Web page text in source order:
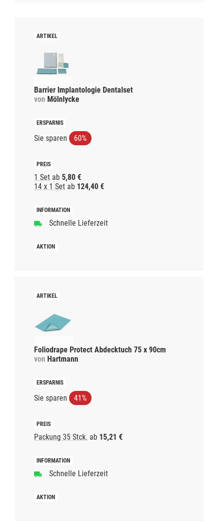
Barrier Implantologie Dentalset
von Mölnlycke
Sie sparen 60%
1 Set ab 5,80 €
14 x 1 Set ab 124,40 €
Schnelle Lieferzeit
Foliodrape Protect Abdecktuch 75 x 90cm
von Hartmann
Sie sparen 41%
Packung 35 Stck. ab 15,21 €
Schnelle Lieferzeit